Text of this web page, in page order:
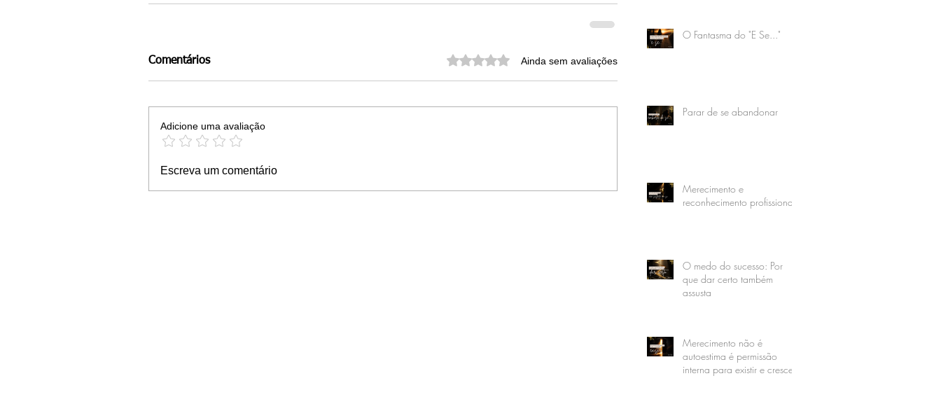
Comentários Avaliado com 0 de 5 estrelas.Ainda sem avaliações
Adicione uma avaliação
Escreva um comentário
O Fantasma do "E Se..."
Parar de se abandonar
Merecimento e
reconhecimento profissional
O medo do sucesso: Por
que dar certo também
assusta
Merecimento não é
autoestima é permissão
interna para existir e crescer